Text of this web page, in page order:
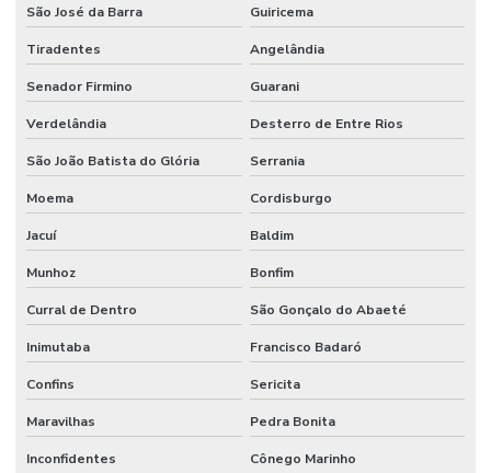
São José da Barra Guiricema
Tiradentes Angelândia
Senador Firmino Guarani
Verdelândia Desterro de Entre Rios
São João Batista do Glória Serrania
Moema Cordisburgo
Jacuí Baldim
Munhoz Bonfim
Curral de Dentro São Gonçalo do Abaeté
Inimutaba Francisco Badaró
Confins Sericita
Maravilhas Pedra Bonita
Inconfidentes Cônego Marinho